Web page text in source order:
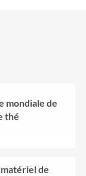
mondiale de
thé
de